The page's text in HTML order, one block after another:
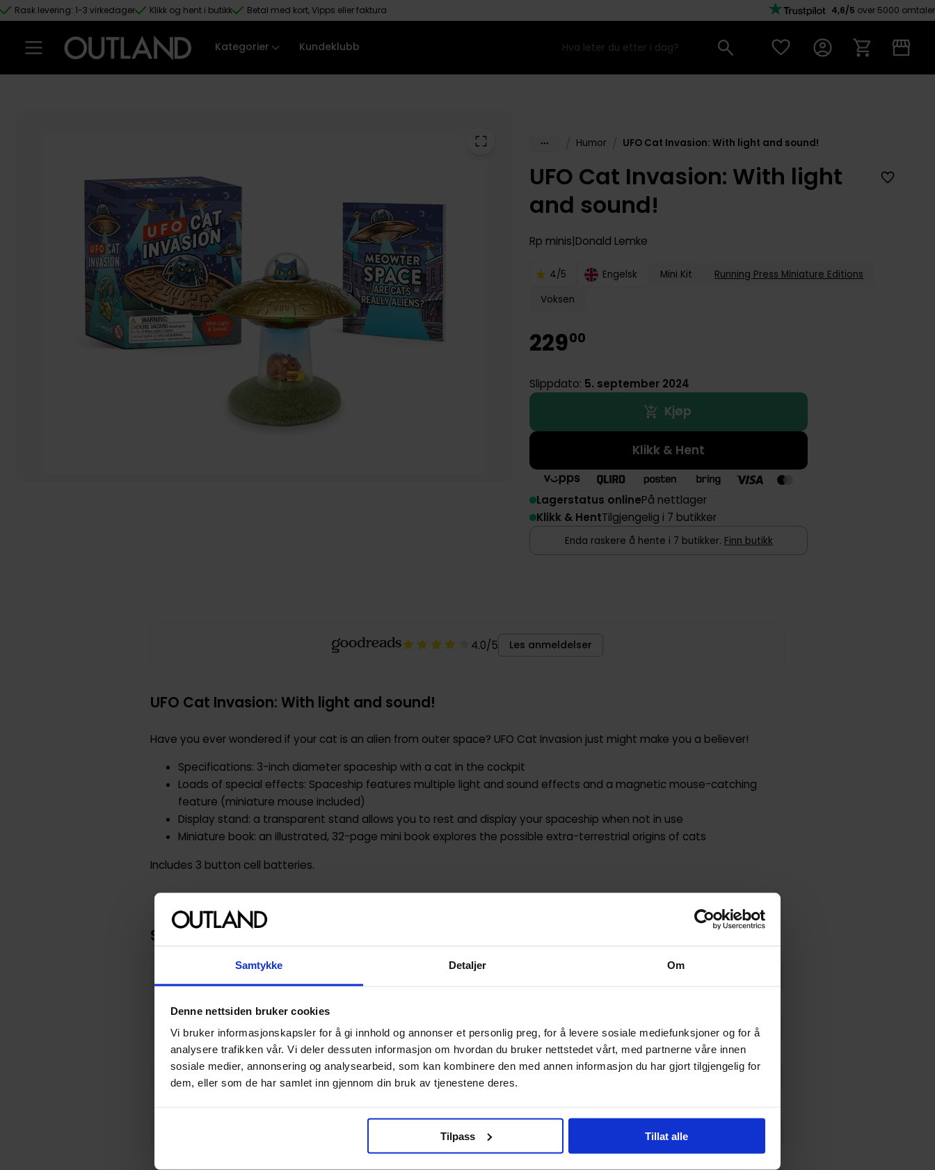
Samtykke Detaljer Om
Denne nettsiden bruker cookies
Vi bruker informasjonskapsler for å gi innhold og annonser et personlig preg, for å levere sosiale mediefunksjoner og for å
analysere trafikken vår. Vi deler dessuten informasjon om hvordan du bruker nettstedet vårt, med partnerne våre innen
sosiale medier, annonsering og analysearbeid, som kan kombinere den med annen informasjon du har gjort tilgjengelig for
dem, eller som de har samlet inn gjennom din bruk av tjenestene deres.
Tilpass Tillat alle
Hopp til hovedinnhold
Rask levering: 1-3 virkedager Klikk og hent i butikk Betal med kort, Vipps eller faktura 4,6/5 over 5000 omtaler
Kategorier Kundeklubb
Humor UFO Cat Invasion: With light and sound!
UFO Cat Invasion: With light
and sound!
Rp minis Donald Lemke
4/5 Engelsk Mini Kit
Running Press Miniature Editions
Voksen
22900
Slippdato: 5. september 2024
Kjøp
Klikk & Hent
Lagerstatus onlinePå nettlager
Klikk & HentTilgjengelig i 7 butikker
Enda raskere å hente i 7 butikker. Finn butikk
4.0/5 Les anmeldelser
UFO Cat Invasion: With light and sound!
Have you ever wondered if your cat is an alien from outer space? UFO Cat Invasion just might make you a believer!
Specifications: 3-inch diameter spaceship with a cat in the cockpit
Loads of special effects: Spaceship features multiple light and sound effects and a magnetic mouse-catching
feature (miniature mouse included)
Display stand: a transparent stand allows you to rest and display your spaceship when not in use
Miniature book: an illustrated, 32-page mini book explores the possible extra-terrestrial origins of cats
Includes 3 button cell batteries.
Spesifikasjoner
9780762487820
Opprinnelsesland :
USA
Format
Mini Kit
Serie
Rp minis
Humor
32